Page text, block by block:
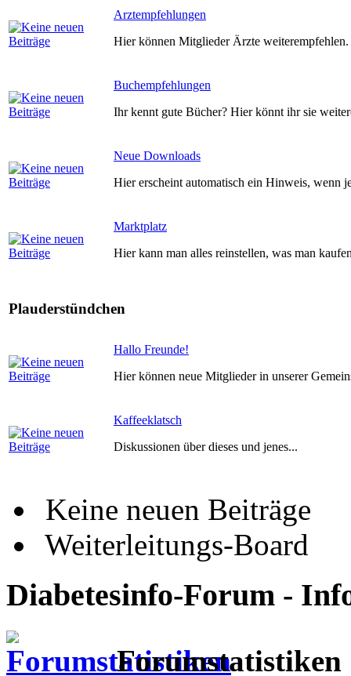
Arztempfehlungen
Hier können Mitglieder Ärzte
Buchempfehlungen
Ihr kennt gute Bücher? Hier könnt ihr sie
Neue Downloads
Hier erscheint automatisch ein Hinweis, wenn
Marktplatz
Hier kann man alles reinstellen, was man
Plauderstündchen
Hallo Freunde!
Hier können neue Mitglieder in unserer
Kaffeeklatsch
Diskussionen über dieses und jenes...
Keine neuen Beiträge
Weiterleitungs-Board
Diabetesinfo-Forum -
Forumstatistiken